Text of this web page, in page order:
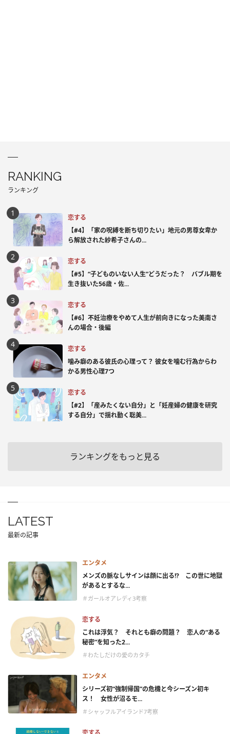
RANKING
ランキング
恋する
【#4】「家の呪縛を断ち切りたい」地元の男尊女卑か
ら解放された紗希子さんの...
恋する
【#5】“子どものいない人生”どうだった？ バブル期を
生き抜いた56歳・佐...
恋する
【#6】不妊治療をやめて人生が前向きになった美南さ
んの場合・後編
恋する
噛み癖のある彼氏の心理って？ 彼女を噛む行為からわ
かる男性心理7つ
恋する
【#2】「産みたくない自分」と「妊産婦の健康を研究
する自分」で揺れ動く聡美...
ランキングをもっと見る
LATEST
最新の記事
エンタメ
メンズの脈なしサインは顔に出る!? この世に地獄
があるとするな...
＃ガールオアレディ3考察
恋する
これは浮気？ それとも癖の問題？ 恋人の“ある
秘密”を知った2...
＃わたしだけの愛のカタチ
エンタメ
シリーズ初“強制帰国”の危機と今シーズン初キ
ス！ 女性が沼るモ...
＃シャッフルアイランド7考察